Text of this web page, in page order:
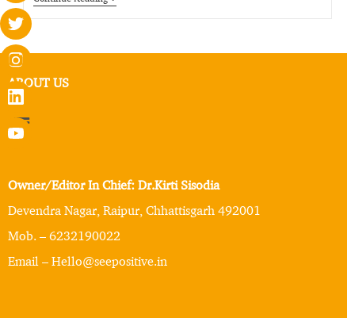
ABOUT US
Owner/Editor In Chief: Dr.Kirti Sisodia
Devendra Nagar, Raipur, Chhattisgarh 492001
Mob. – 6232190022
Email – Hello@seepositive.in